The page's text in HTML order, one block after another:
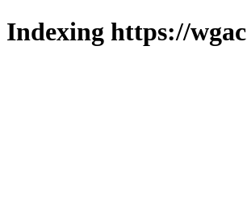
Indexing https://